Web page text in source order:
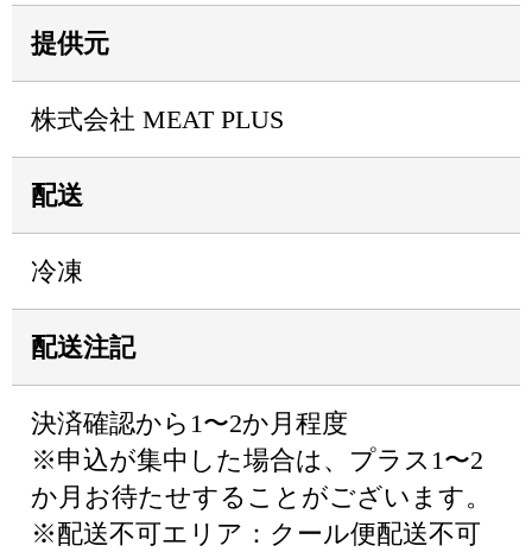
提供元
株式会社 MEAT PLUS
配送
冷凍
配送注記
決済確認から1〜2か月程度
※申込が集中した場合は、プラス1〜2
か月お待たせすることがございます。
※配送不可エリア：クール便配送不可